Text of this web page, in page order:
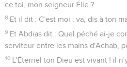
ce toi, mon seigneur Élie ?
8 Et il dit : C'est moi ; va, dis à ton
9 Et Abdias dit : Quel péché ai-je
serviteur entre les mains d'Achab,
10 L'Éternel ton Dieu est vivant ! il